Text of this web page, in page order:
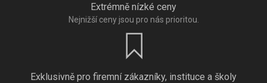
Extrémně nízké ceny
Nejnižší ceny jsou pro nás prioritou.
Exklusivně pro firemní zákazníky, instituce a školy